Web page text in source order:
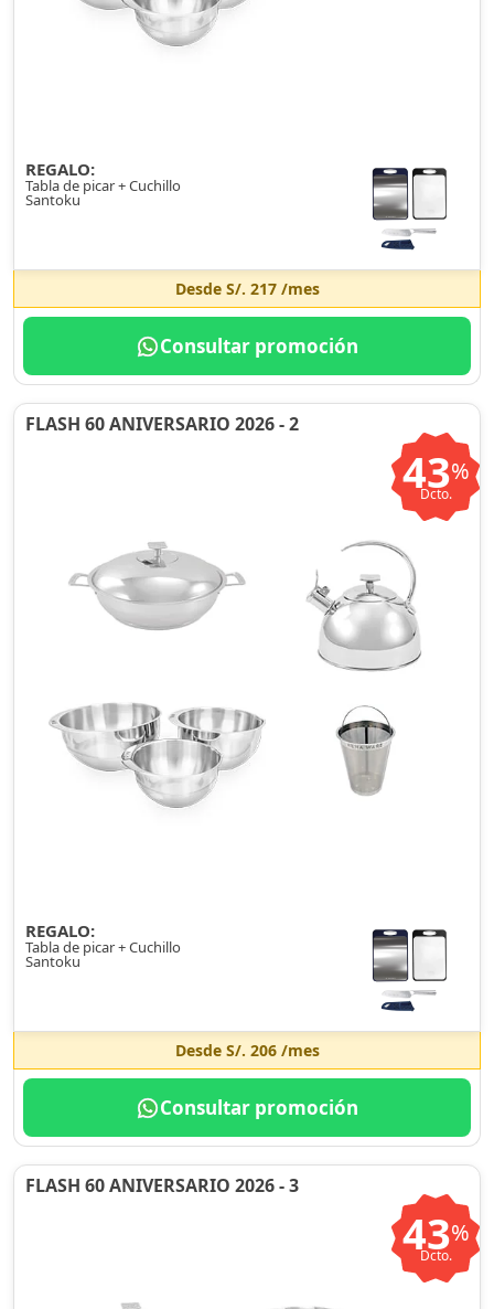
REGALO:
Tabla de picar + Cuchillo
Santoku
Desde S/. 217/mes
Consultar promoción
FLASH 60 ANIVERSARIO 2026 - 2
43%
Dcto.
REGALO:
Tabla de picar + Cuchillo
Santoku
Desde S/. 206/mes
Consultar promoción
FLASH 60 ANIVERSARIO 2026 - 3
43%
Dcto.